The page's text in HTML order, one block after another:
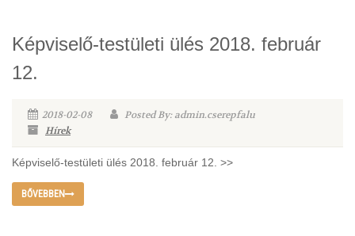
Képviselő-testületi ülés 2018. február
12.
2018-02-08
Posted By: admin.cserepfalu
Hírek
Képviselő-testületi ülés 2018. február 12. >>
BŐVEBBEN